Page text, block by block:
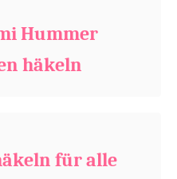
Hummer
häkeln
für alle